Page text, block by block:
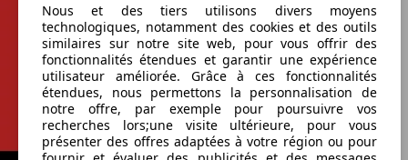
Nous et des tiers utilisons divers moyens
technologiques, notamment des cookies et des outils
similaires sur notre site web, pour vous offrir des
fonctionnalités étendues et garantir une expérience
utilisateur améliorée. Grâce à ces fonctionnalités
étendues, nous permettons la personnalisation de
notre offre, par exemple pour poursuivre vos
recherches lors;une visite ultérieure, pour vous
présenter des offres adaptées à votre région ou pour